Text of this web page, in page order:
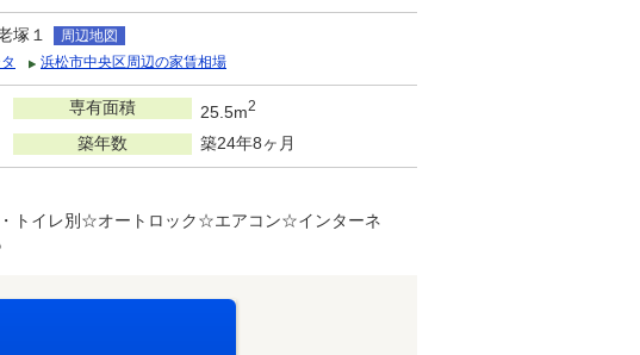
塚１
周辺地図
浜松市中央区周辺の家賃相場
専有面積 25.5m2
築年数 築24年8ヶ月
イレ別☆オートロック☆エアコン☆インターネ